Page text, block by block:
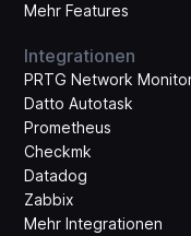
Mehr Features
Integrationen
PRTG Network
Datto Autotask
Prometheus
Checkmk
Datadog
Zabbix
Mehr Integrationen